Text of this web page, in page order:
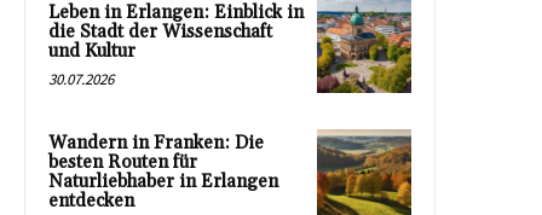
Leben in Erlangen: Einblick in
die Stadt der Wissenschaft
und Kultur
30.07.2026
Wandern in Franken: Die
besten Routen für
Naturliebhaber in Erlangen
entdecken